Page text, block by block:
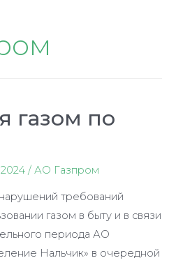
газом по
/ АО Газпром
требований
газом в быту и в связи
периода АО
Нальчик» в очередной